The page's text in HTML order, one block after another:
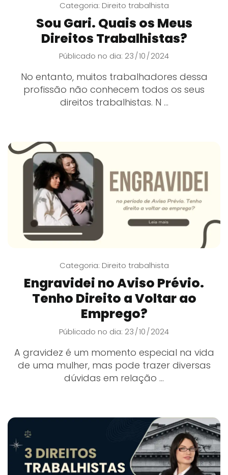
Categoria: Direito trabalhista
Sou Gari. Quais os Meus
Direitos Trabalhistas?
Públicado no dia: 23 /10 / 2024
No entanto, muitos trabalhadores dessa
profissão não conhecem todos os seus
direitos trabalhistas. N ...
Categoria: Direito trabalhista
Engravidei no Aviso Prévio.
Tenho Direito a Voltar ao
Emprego?
Públicado no dia: 23 /10 / 2024
A gravidez é um momento especial na vida
de uma mulher, mas pode trazer diversas
dúvidas em relação ...